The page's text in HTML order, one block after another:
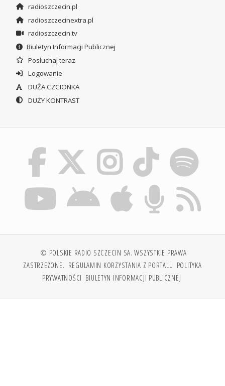
radioszczecin.pl
radioszczecinextra.pl
radioszczecin.tv
Biuletyn Informacji Publicznej
Posłuchaj teraz
Logowanie
DUŻA CZCIONKA
DUŻY KONTRAST
© POLSKIE RADIO SZCZECIN SA. WSZYSTKIE PRAWA
ZASTRZEŻONE. REGULAMIN KORZYSTANIA Z PORTALU POLITYKA
PRYWATNOŚCI BIULETYN INFORMACJI PUBLICZNEJ